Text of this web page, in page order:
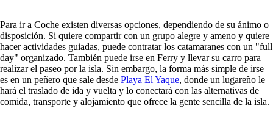
Para ir a Coche existen diversas opciones, dependiendo de su ánimo o
disposición. Si quiere compartir con un grupo alegre y ameno y quiere
hacer actividades guiadas, puede contratar los catamaranes con un "full
day" organizado. También puede irse en Ferry y llevar su carro para
realizar el paseo por la isla. Sin embargo, la forma más simple de irse
es en un peñero que sale desde Playa El Yaque, donde un lugareño le
hará el traslado de ida y vuelta y lo conectará con las alternativas de
comida, transporte y alojamiento que ofrece la gente sencilla de la isla.